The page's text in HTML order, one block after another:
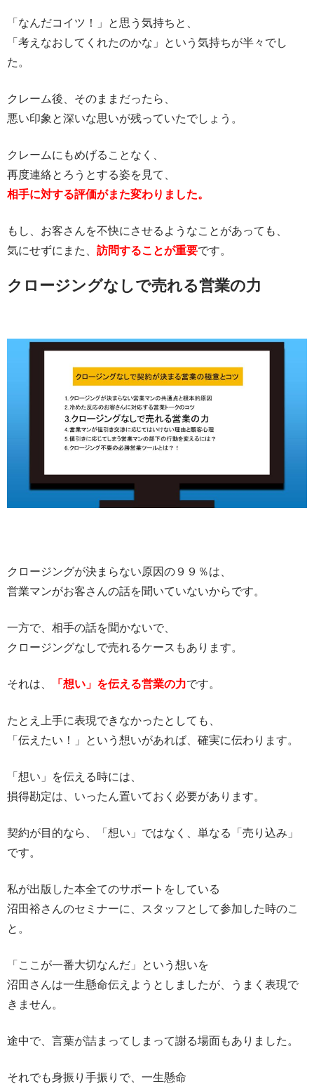
「なんだコイツ！」と思う気持ちと、
「考えなおしてくれたのかな」という気持ちが半々でし
た。
クレーム後、そのままだったら、
悪い印象と深いな思いが残っていたでしょう。
クレームにもめげることなく、
再度連絡とろうとする姿を見て、
相手に対する評価がまた変わりました。
もし、お客さんを不快にさせるようなことがあっても、
気にせずにまた、 訪問することが重要です。
クロージングなしで売れる営業の力
クロージングが決まらない原因の９９％は、
営業マンがお客さんの話を聞いていないからです。
一方で、相手の話を聞かないで、
クロージングなしで売れるケースもあります。
それは、 「想い」を伝える営業の力です。
たとえ上手に表現できなかったとしても、
「伝えたい！」という想いがあれば、確実に伝わります。
「想い」を伝える時には、
損得勘定は、いったん置いておく必要があります。
契約が目的なら、「想い」ではなく、単なる「売り込み」
です。
私が出版した本全てのサポートをしている
沼田裕さんのセミナーに、スタッフとして参加した時のこ
と。
「ここが一番大切なんだ」という想いを
沼田さんは一生懸命伝えようとしましたが、うまく表現で
きません。
途中で、言葉が詰まってしまって謝る場面もありました。
それでも身振り手振りで、一生懸命